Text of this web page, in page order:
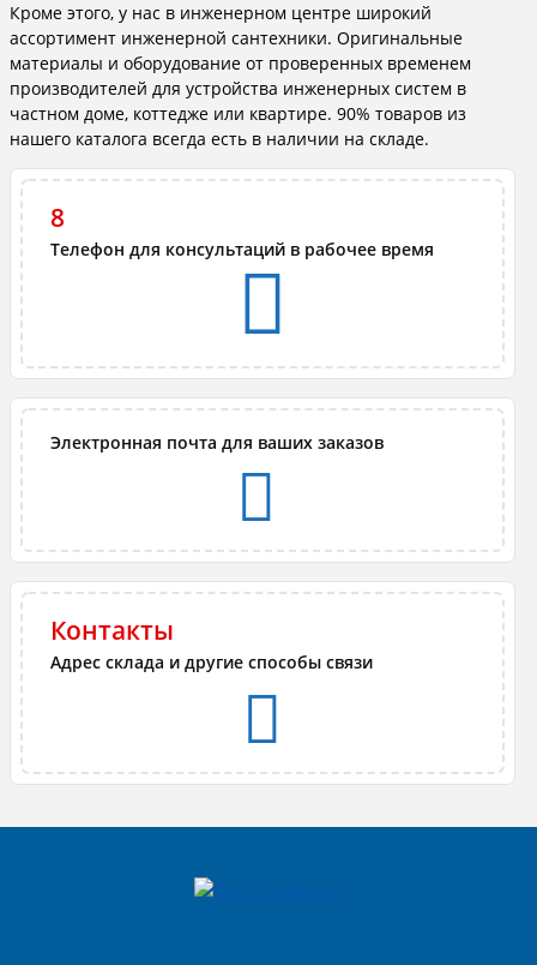
Кроме этого, у нас в инженерном центре широкий
ассортимент инженерной сантехники. Оригинальные
материалы и оборудование от проверенных временем
производителей для устройства инженерных систем в
частном доме, коттедже или квартире. 90% товаров из
нашего каталога всегда есть в наличии на складе.
8
Телефон для консультаций в рабочее время
Электронная почта для ваших заказов
Контакты
Адрес склада и другие способы связи